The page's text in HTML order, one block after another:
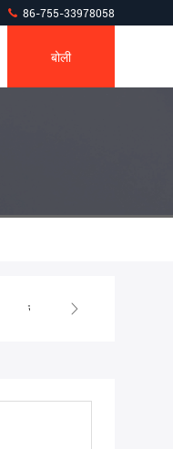
86-755-33978058
बोली
खुदाई हाइड्रोलिक पंप पार्ट्स